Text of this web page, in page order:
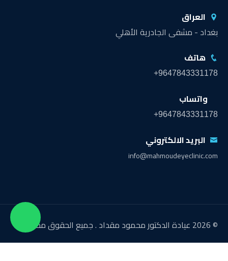
العراق
بغداد - مشفى الجادرية الأهلي
هاتف
+9647843331178
واتساب
+9647843331178
البريد الالكتروني
info@mahmoudeyeclinic.com
© 2026 عيادة الدكتور محمود مقداد . جميع الحقوق محفوظة.